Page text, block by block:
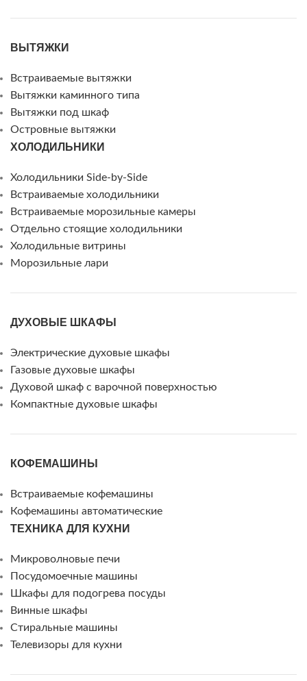
ВЫТЯЖКИ
Встраиваемые вытяжки
Вытяжки каминного типа
Вытяжки под шкаф
Островные вытяжки
ХОЛОДИЛЬНИКИ
Холодильники Side-by-Side
Встраиваемые холодильники
Встраиваемые морозильные камеры
Отдельно стоящие холодильники
Холодильные витрины
Морозильные лари
ДУХОВЫЕ ШКАФЫ
Электрические духовые шкафы
Газовые духовые шкафы
Духовой шкаф с варочной поверхностью
Компактные духовые шкафы
КОФЕМАШИНЫ
Встраиваемые кофемашины
Кофемашины автоматические
ТЕХНИКА ДЛЯ КУХНИ
Микроволновые печи
Посудомоечные машины
Шкафы для подогрева посуды
Винные шкафы
Стиральные машины
Телевизоры для кухни